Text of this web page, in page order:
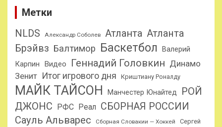
Метки
NLDS
Александр Соболев Атланта Атланта
Брэйвз Балтимор Баскетбол
Валерий
Карпин
Видео Геннадий Головкин Динамо
Зенит Итог игрового дня Криштиану Роналду
МАЙК ТАЙСОН Манчестер Юнайтед
РОЙ
ДЖОНС
РФС Реал СБОРНАЯ РОССИИ
Сауль Альварес Сборная Словакии — Хоккей
Сергей